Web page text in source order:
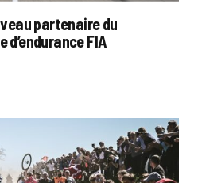
partenaire du
d’endurance FIA